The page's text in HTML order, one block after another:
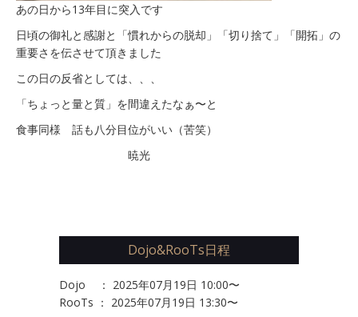
あの日から13年目に突入です
日頃の御礼と感謝と「慣れからの脱却」「切り捨て」「開拓」の
重要さを伝させて頂きました
この日の反省としては、、、
「ちょっと量と質」を間違えたなぁ〜と
食事同様 話も八分目位がいい（苦笑）
暁光
Dojo&RooTs日程
Dojo ： 2025年07月19日 10:00〜
RooTs ： 2025年07月19日 13:30〜